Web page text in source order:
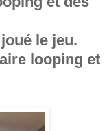
le jeu.
looping et